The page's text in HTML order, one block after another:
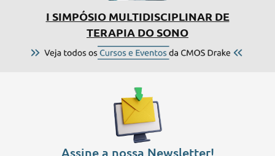
I SIMPÓSIO MULTIDISCIPLINAR DE
TERAPIA DO SONO
Assine a nossa Newsletter!